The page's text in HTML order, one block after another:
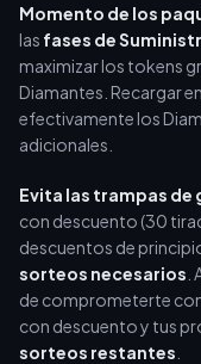
Momento de los
las fases de
maximizar los tokens
Diamantes. Recargar
efectivamente los
adicionales.
Evita las trampas de
con descuento (30
descuentos de
sorteos necesarios
de comprometerte
con descuento y tus
sorteos restantes